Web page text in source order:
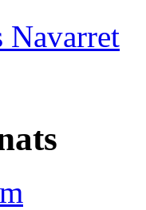
Navarret